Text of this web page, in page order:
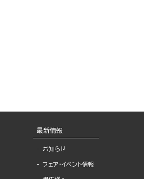
最新情報
お知らせ
フェア・イベント情報